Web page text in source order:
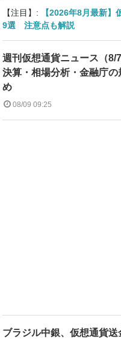
【注目】:
【2026年8月最新
9選 注意点も解説
週刊仮想通貨ニュース（8/
決算・相場分析・金融庁の
め
08/09 09:25
ブラジル中銀、仮想通貨送